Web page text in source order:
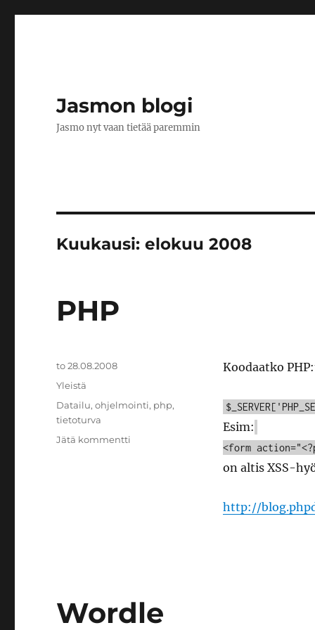
Jasmon blogi
Jasmo nyt vaan tietää paremmin
Kuukausi:elokuu 2008
PHP
Koodaatko
Esim:
<form
on altis XSS-
http://
Julkaistu
to 28.08.2008
Kategoriat
Yleistä
Avainsanat
Datailu,ohjelmointi, php,
tietoturva
Jätä kommentti
Wordle